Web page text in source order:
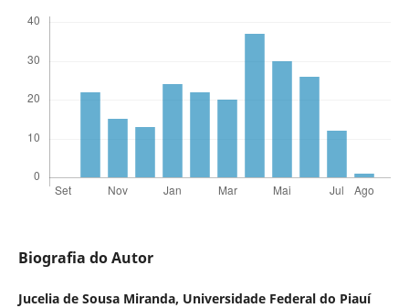
Biografia do Autor
Jucelia de Sousa Miranda, Universidade Federal do Piauí